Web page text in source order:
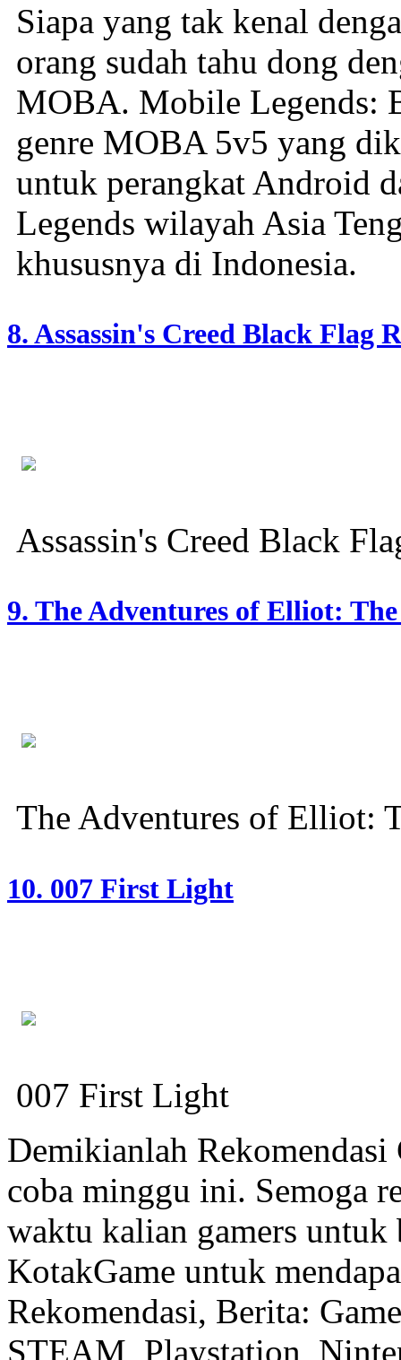
Siapa yang tak kenal
orang sudah tahu dong
MOBA. Mobile Legends:
genre MOBA 5v5 yang
untuk perangkat Android
Legends wilayah Asia
khususnya di Indonesia.
8. Assassin's Creed Black Flag
Assassin's Creed Black
9. The Adventures of Elliot:
The Adventures of Elliot:
10. 007 First Light
007 First Light
Demikianlah
coba minggu ini. Semoga
waktu kalian gamers
KotakGame untuk
Rekomendasi, Berita:
STEAM, Playstation,